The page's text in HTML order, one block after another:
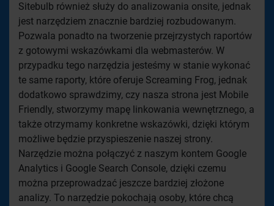
Sitebulb również służy do analizowania onsite, jednak
jest narzędziem znacznie bardziej rozbudowanym.
Pozwala ponadto na tworzenie przejrzystych raportów
z gotowymi wskazówkami dla webmasterów. W
przypadku tego narzędzia jesteśmy w stanie wykonać
te same raporty, które oferuje Screaming Frog, jednak
dodatkowo sprawdzimy, czy nasza strona jest Mobile
Friendly, stworzymy mapę linkowania wewnętrznego, a
także otrzymamy konkretne wskazówki, dzięki którym
możliwe będzie przyspieszenie naszej strony.
Narzędzie można połączyć z naszym kontem Google
Analytics i Google Search Console, dzięki czemu
można przeprowadzać jeszcze bardziej złożone
analizy. To narzędzie pokochają osoby, które chcą